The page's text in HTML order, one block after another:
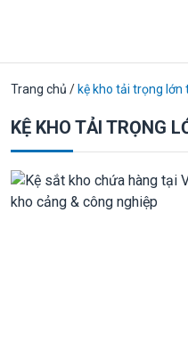
Trang chủ / kệ kho tải trọng lớn
KỆ KHO TẢI TRỌNG